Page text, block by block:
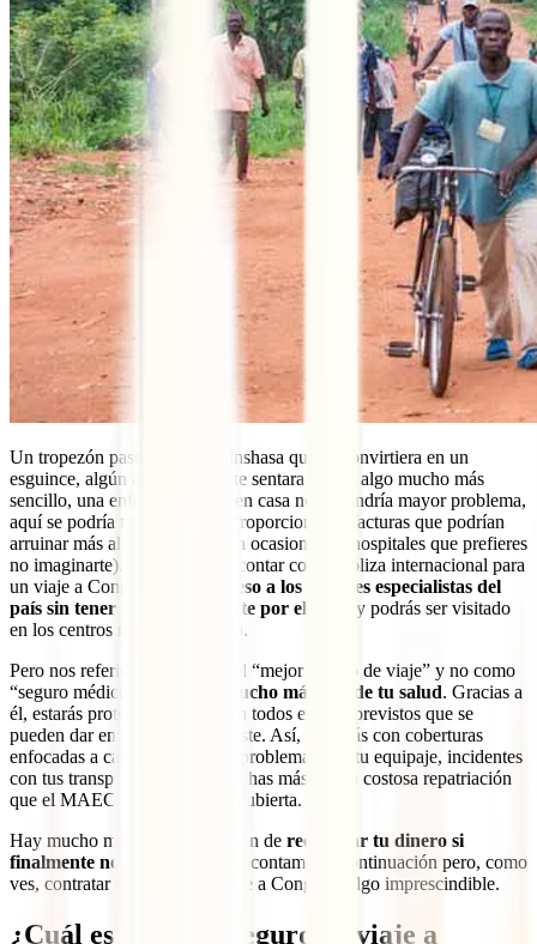
Un tropezón paseando por Kinshasa que se convirtiera en un
esguince, algún alimento que te sentara mal o, algo mucho más
sencillo, una enfermedad que en casa no supondría mayor problema,
aquí se podría traducir en desproporcionadas facturas que podrían
arruinar más allá de tu viaje (en ocasiones en hospitales que prefieres
no imaginarte). En cambio, al contar con tu póliza internacional para
un viaje a Congo
tendrás acceso a los mejores especialistas del
país sin tener que preocuparte por el coste
y podrás ser visitado
en los centros médicos más top.
Pero nos referimos a él como el “mejor seguro de viaje” y no como
“seguro médico” porque
va mucho más allá de tu salud. Gracias a
él, estarás protegido también en todos esos imprevistos que se
pueden dar en un viaje como este. Así, contarás con coberturas
enfocadas a casos como robo, problemas con tu equipaje, incidentes
con tus transportes o, entre muchas más, la tan costosa repatriación
que el MAEC insiste en tener cubierta.
Hay mucho más, como la opción de recuperar tu dinero si
finalmente no viajaras
, y te lo contamos a continuación pero, como
ves, contratar un seguro de viaje a Congo es algo imprescindible.
¿Cuál es el mejor seguro de viaje a